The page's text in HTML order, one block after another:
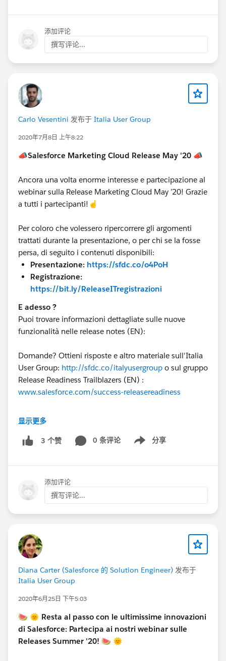
添加评论
撰写评论...
Carlo Vesentini 发布于 Italia User Group
2020年7月8日 上午8:22
📣Salesforce Marketing Cloud Release May '20 📣
Ancora una volta enorme interesse e partecipazione al
webinar sulla Release Marketing Cloud May ’20! Grazie
a tutti i partecipanti!☝️
Per coloro che volessero ripercorrere gli argomenti
trattati durante la presentazione, o per chi se la fosse
persa, di seguito i contenuti disponibili:
Presentazione: https://sfdc.co/o4PoH
Registrazione:
https://bit.ly/ReleaseITregistrazioni
E adesso ?
Puoi trovare informazioni dettagliate sulle nuove
funzionalità nelle release notes (EN):
Domande? Ottieni risposte e altro materiale sull'Italia
User Group: http://sfdc.co/italyusergroup o sul gruppo
Release Readiness Trailblazers (EN) :
www.salesforce.com/success-releasereadiness
Grazie a tutti i presentatori!
@Diana Carter
显示更多
3 个赞 0 条评论 分享
Show menu
添加评论
撰写评论...
Diana Carter (Salesforce 的 Solution Engineer) 发布于
Italia User Group
2020年6月25日 下午5:03
🍉 🌞 Resta al passo con le ultimissime innovazioni
di Salesforce: Partecipa ai nostri webinar sulle
Releases Summer '20! 🍉 🌞